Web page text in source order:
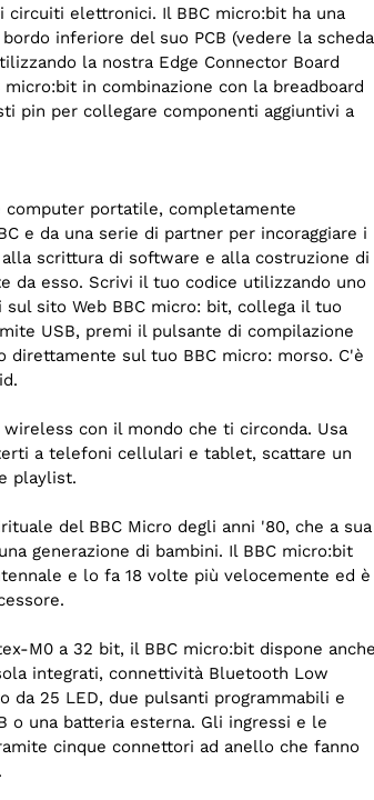
elettronici. Il BBC micro:bit ha una
inferiore del suo PCB (vedere la scheda
la nostra Edge Connector Board
in combinazione con la breadboard
pin per collegare componenti aggiuntivi a
portatile, completamente
e da una serie di partner per incoraggiare i
scrittura di software e alla costruzione di
da esso. Scrivi il tuo codice utilizzando uno
sito Web BBC micro: bit, collega il tuo
USB, premi il pulsante di compilazione
sul tuo BBC micro: morso. C'è
con il mondo che ti circonda. Usa
a telefoni cellulari e tablet, scattare un
playlist.
del BBC Micro degli anni '80, che a sua
generazione di bambini. Il BBC micro:bit
e lo fa 18 volte più velocemente ed è
M0 a 32 bit, il BBC micro:bit dispone
integrati, connettività Bluetooth Low
da 25 LED, due pulsanti programmabili e
o una batteria esterna. Gli ingressi e le
cinque connettori ad anello che fanno